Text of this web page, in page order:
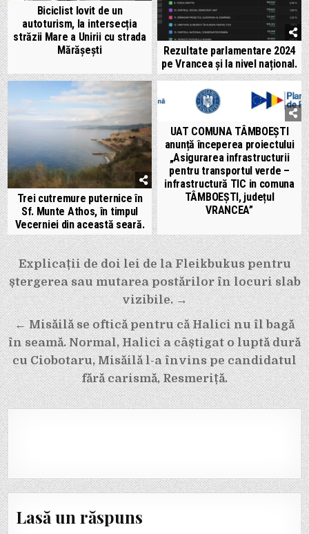
Biciclist lovit de un
autoturism, la intersecția
străzii Mare a Unirii cu strada
Mărășești
Rezultate parlamentare 2024
pe Vrancea și la nivel național.
Trei cutremure puternice în
Sf. Munte Athos, în timpul
Vecerniei din această seară.
UAT COMUNA TÂMBOEȘTI
anunță începerea proiectului
„Asigurarea infrastructurii
pentru transportul verde –
infrastructură TIC in comuna
TÂMBOEŞTI, județul
VRANCEA”
Navigare
în
articole
Explicații de doi lei de la Fleikbukus pentru
ștergerea sau mutarea postărilor în locuri slab
vizibile. →
← Misăilă se oftică pentru că Halici nu îl bagă
în seamă. Normal, Halici a câștigat o luptă dură
cu Ciobotaru, Misăilă l-a învins pe candidatul
fără carismă, Resmeriță.
Lasă un răspuns